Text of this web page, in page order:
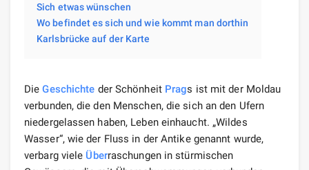
Sich etwas wünschen
Wo befindet es sich und wie kommt man dorthin
Karlsbrücke auf der Karte
DieGeschichte der Schönheit Prags ist mit der Moldau
verbunden, die den Menschen, die sich an den Ufern
niedergelassen haben, Leben einhaucht. „Wildes
Wasser“, wie der Fluss in der Antike genannt wurde,
verbarg viele Überraschungen in stürmischen